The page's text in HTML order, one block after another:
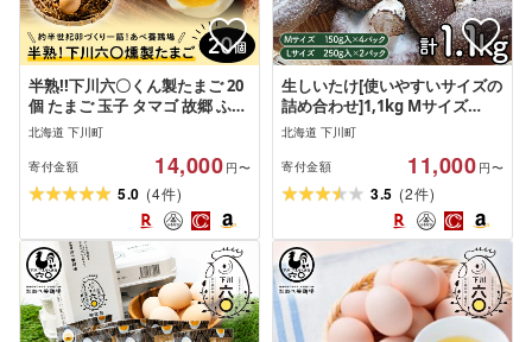
半熟!!下川六〇くん製たまご 20
個 たまご 玉子 タマゴ 故郷 ふる
さと 納税 国産 北海道産 北海道
下川町
北海道 下川町
寄付金額 14,000 円〜
5.0 (4件)
生しいたけ[使いやすいサイズの
詰め合わせ]1,1kg Mサイズ
(150g×4パック) Lサイズ(250g×2
パック) 軸太 肉厚 椎茸 シイタケ
野菜 やさい 故郷 ふるさと 納税
国産 北海道産 北海道 下川町
北海道 下川町
寄付金額 11,000 円〜
3.5 (2件)